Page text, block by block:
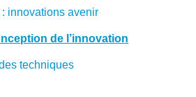
: innovations avenir
de l’innovation
techniques